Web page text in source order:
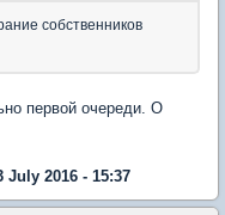
собственников
первой очереди. О
2016 - 15:37